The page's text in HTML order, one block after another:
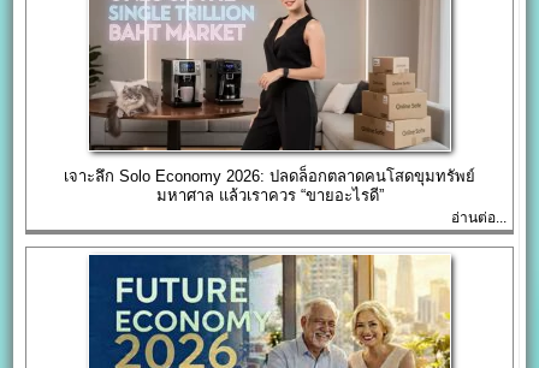
เจาะลึก Solo Economy 2026: ปลดล็อกตลาดคนโสดขุมทรัพย์
มหาศาล แล้วเราควร “ขายอะไรดี”
อ่านต่อ...